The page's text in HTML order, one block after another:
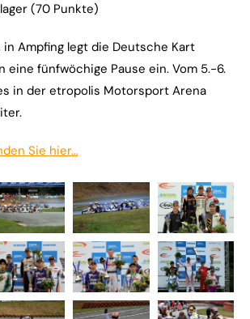
(70 Punkte)
in Ampfing legt die Deutsche Kart
eine fünfwöchige Pause ein. Vom 5.-6.
in der etropolis Motorsport Arena
Sie hier…